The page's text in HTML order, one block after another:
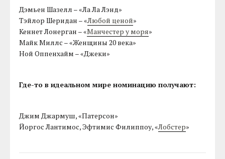
Дэмьен Шазелл – «Ла Ла Лэнд»
Тэйлор Шеридан – «Любой ценой»
Кеннет Лонерган – «Манчестер у моря»
Майк Миллс – «Женщины 20 века»
Ной Оппенхайм – «Джеки»
Где-то в идеальном мире номинацию получают:
Джим Джармуш, «Патерсон»
Йоргос Лантимос, Эфтимис Филиппоу, «Лобстер»